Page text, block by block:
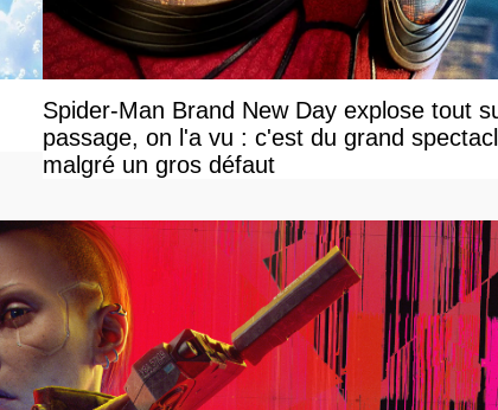
Spider-Man Brand New Day explose tout
passage, on l'a vu : c'est du grand
malgré un gros défaut